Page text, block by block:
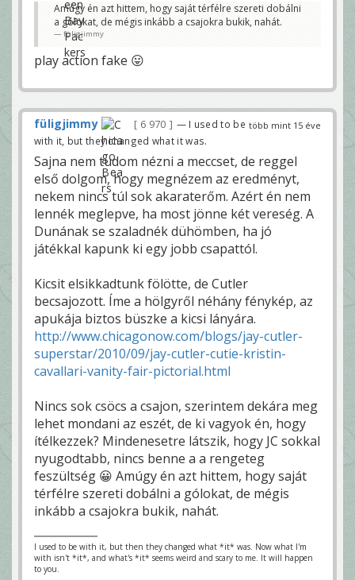
Amúgy én azt hittem, hogy saját térfélre szereti dobálni
a gólokat, de mégis inkább a csajokra bukik, nahát.
füligjimmy
play action fake 😛
több mint 15 éve
füligjimmy 6 970
— I used to be
with it, but they changed what it was.
Sajna nem tudom nézni a meccset, de reggel
első dolgom, hogy megnézem az eredményt,
nekem nincs túl sok akaraterőm. Azért én nem
lennék meglepve, ha most jönne két vereség. A
Dunának se szaladnék dühömben, ha jó
játékkal kapunk ki egy jobb csapattól.
Kicsit elsikkadtunk fölötte, de Cutler
becsajozott. Íme a hölgyről néhány fénykép, az
apukája biztos büszke a kicsi lányára.
http://www.chicagonow.com/blogs/jay-cutler-
superstar/2010/09/jay-cutler-cutie-kristin-
cavallari-vanity-fair-pictorial.html
Nincs sok csöcs a csajon, szerintem dekára meg
lehet mondani az eszét, de ki vagyok én, hogy
ítélkezzek? Mindenesetre látszik, hogy JC sokkal
nyugodtabb, nincs benne a a rengeteg
feszültség 😀 Amúgy én azt hittem, hogy saját
térfélre szereti dobálni a gólokat, de mégis
inkább a csajokra bukik, nahát.
I used to be with it, but then they changed what *it* was. Now what I'm
with isn't *it*, and what's *it* seems weird and scary to me. It will happen
to you.